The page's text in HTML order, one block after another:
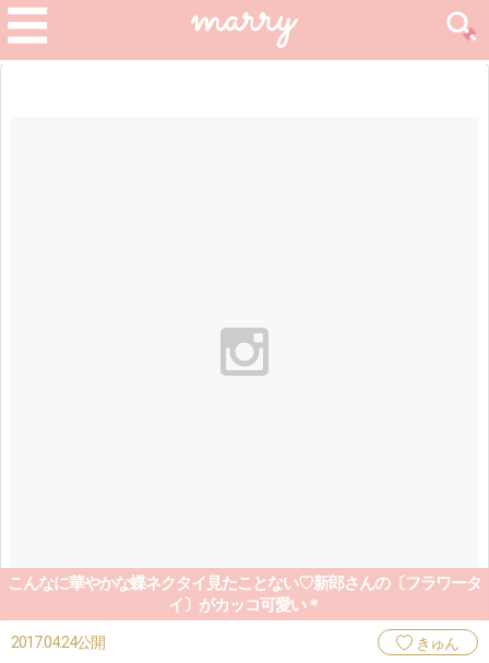
こんなに華やかな蝶ネクタイ見たことない♡新郎さんの〔フラワータ
イ〕がカッコ可愛い＊
2017.04.24公開 きゅん